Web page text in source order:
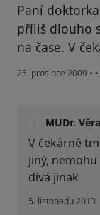
Paní
příliš dlouho
na čase. V
25. prosince 2009 • •
MUDr.
V čekárně
jiný,
dívá jinak
5. listopadu 2013